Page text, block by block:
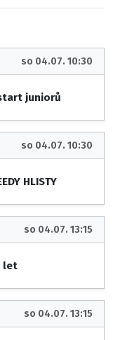
so 04.07. 10:30
juniorů
so 04.07. 10:30
HLISTY
so 04.07. 13:15
let
so 04.07. 13:15